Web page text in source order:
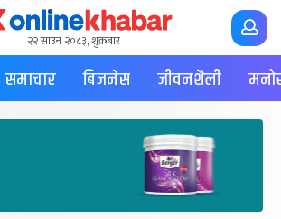
२२ साउन २०८३, शुक्रबार
समाचार बिजनेस जीवनशैली